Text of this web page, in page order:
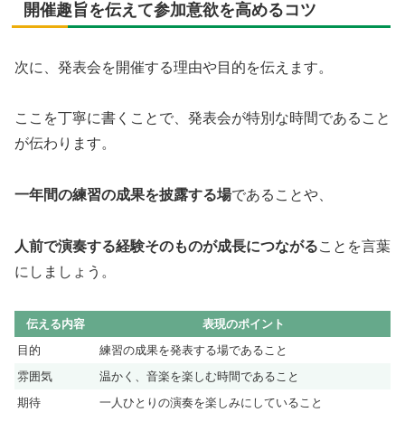
開催趣旨を伝えて参加意欲を高めるコツ
次に、発表会を開催する理由や目的を伝えます。
ここを丁寧に書くことで、発表会が特別な時間であること
が伝わります。
一年間の練習の成果を披露する場であることや、
人前で演奏する経験そのものが成長につながることを言葉
にしましょう。
伝える内容
表現のポイント
目的
練習の成果を発表する場であること
雰囲気
温かく、音楽を楽しむ時間であること
期待
一人ひとりの演奏を楽しみにしていること